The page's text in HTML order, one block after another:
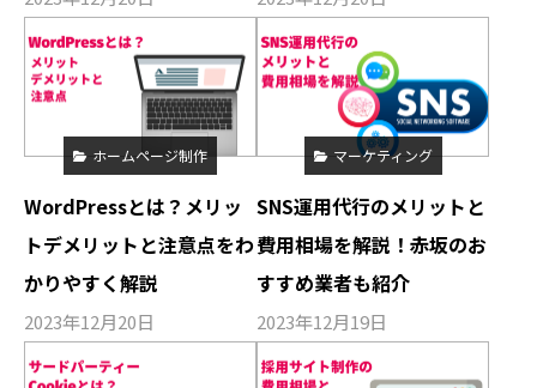
ホームページ制作
WordPressとは？メリッ
トデメリットと注意点をわ
かりやすく解説
2023年12月20日
マーケティング
SNS運用代行のメリットと
費用相場を解説！赤坂のお
すすめ業者も紹介
2023年12月19日